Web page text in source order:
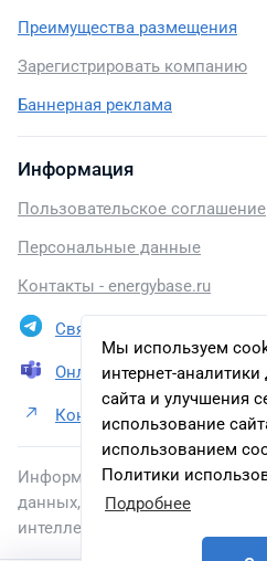
Мы используем
интернет-
сайта и улучшения
использование
использованием
Политики
Подробнее
Преимущества размещения
Зарегистрировать компанию
Баннерная реклама
Информация
Пользовательское соглашение
Персональные данные
Контакты - energybase.ru
Связаться в Telegram
Онлайн презентация
Контакты НПП
Информация, размещенная на
данных, зарегистрированную
интеллектуальной